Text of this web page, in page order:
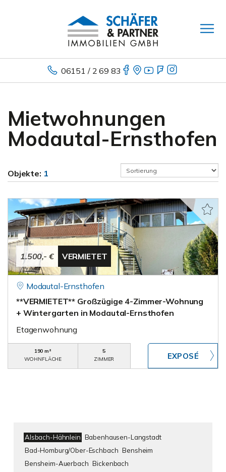
06151 / 2 69 83
Mietwohnungen
Modautal-Ernsthofen
Objekte: 1
1.500,- € VERMIETET
Modautal-Ernsthofen
**VERMIETET** Großzügige 4-Zimmer-Wohnung
+ Wintergarten in Modautal-Ernsthofen
Etagenwohnung
190 m²
WOHNFLÄCHE
5
ZIMMER
Alsbach-Hähnlein Babenhausen-Langstadt
Bad-Homburg/Ober-Eschbach Bensheim
Bensheim-Auerbach Bickenbach